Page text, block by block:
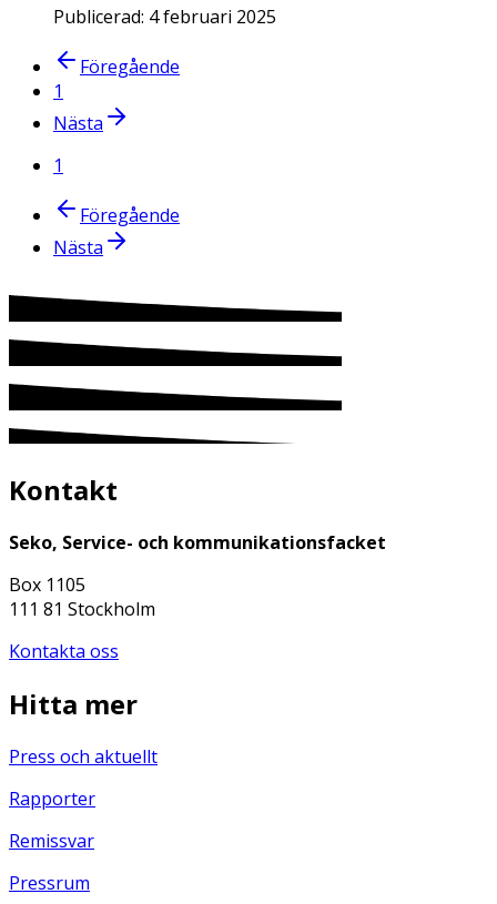
Publicerad: 4 februari 2025
Föregående
1
Nästa
1
Föregående
Nästa
Kontakt
Seko, Service- och kommunikationsfacket
Box 1105
111 81 Stockholm
Kontakta oss
Hitta mer
Press och aktuellt
Rapporter
Remissvar
Pressrum